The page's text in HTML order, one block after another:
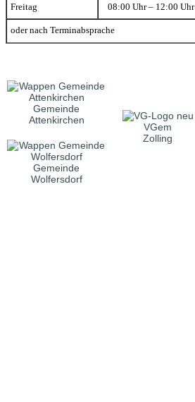
Freitag 08:00 Uhr – 12:00 Uhr
oder nach Terminabsprache
Gemeinde
Attenkirchen
VGem
Zolling
Gemeinde
Wolfersdorf